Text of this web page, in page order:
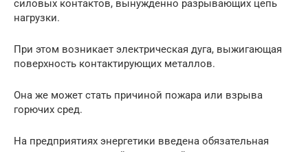
силовых контактов, вынужденно разрывающих цепь
нагрузки.
При этом возникает электрическая дуга, выжигающая
поверхность контактирующих металлов.
Она же может стать причиной пожара или взрыва
горючих сред.
На предприятиях энергетики введена обязательная